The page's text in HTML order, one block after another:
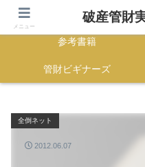
HOME
参考書籍
管財ビギナーズ
全倒ネット
2012.06.07
メニュー
破産管財